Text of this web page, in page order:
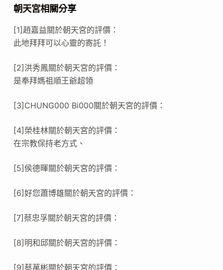
朝天宮相關分享
[1]趙嘉益關於朝天宮的評價：
此地拜拜可以心靈的寄託！
[2]洪秀鳳關於朝天宮的評價：
是奉拜媽祖順王爺超領
[3]CHUNG000 Bi000關於朝天宮的評價：
[4]榮桂林關於朝天宮的評價：
在宗教保持老方式、
[5]侯德暉關於朝天宮的評價：
[6]好您蕭博雄關於朝天宮的評價：
[7]蔡忠孚關於朝天宮的評價：
[8]明和邱關於朝天宮的評價：
[9]蔡萬彬關於朝天宮的評價：